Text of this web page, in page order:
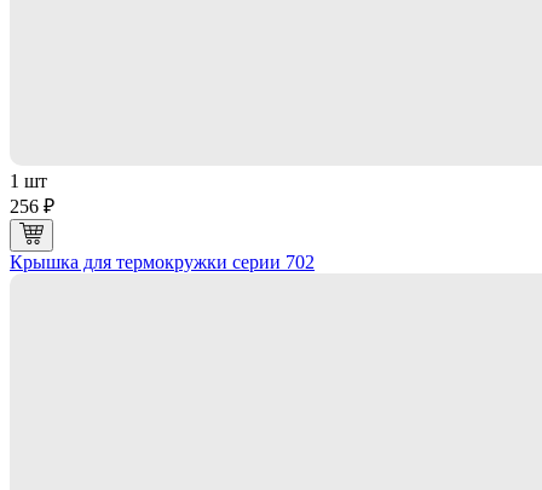
1 шт
256 ₽
Крышка для термокружки серии 702